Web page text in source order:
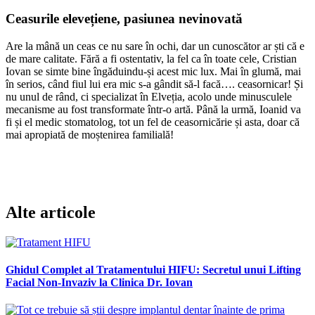
Ceasurile elevețiene, pasiunea nevinovată
Are la mână un ceas ce nu sare în ochi, dar un cunoscător ar ști că e
de mare calitate. Fără a fi ostentativ, la fel ca în toate cele, Cristian
Iovan se simte bine îngăduindu-și acest mic lux. Mai în glumă, mai
în serios, când fiul lui era mic s-a gândit să-l facă…. ceasornicar! Și
nu unul de rând, ci specializat în Elveția, acolo unde minusculele
mecanisme au fost transformate într-o artă. Până la urmă, Ioanid va
fi și el medic stomatolog, tot un fel de ceasornicărie și asta, doar că
mai apropiată de moștenirea familială!
Alte articole
Ghidul Complet al Tratamentului HIFU: Secretul unui Lifting
Facial Non-Invaziv la Clinica Dr. Iovan